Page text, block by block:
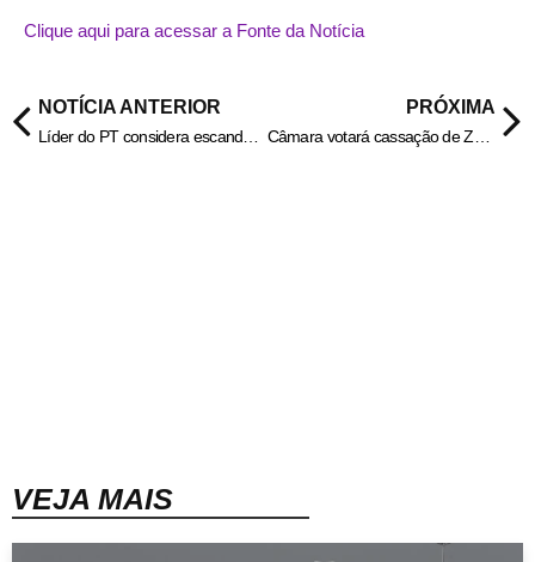
Clique aqui para acessar a Fonte da Notícia
NOTÍCIA ANTERIOR PRÓXIMA
VEJA MAIS